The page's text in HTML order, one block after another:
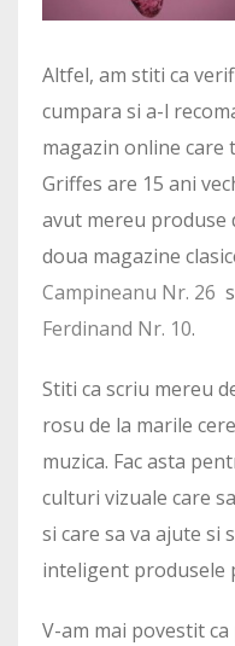
Altfel, am stiti ca
cumpara si a-l
magazin online care
Griffes are 15 ani
avut mereu produse
doua magazine
Campineanu Nr. 26
Ferdinand Nr. 10.
Stiti ca scriu mereu
rosu de la marile
muzica. Fac asta
culturi vizuale care
si care sa va ajute si
inteligent produsele
V-am mai povestit